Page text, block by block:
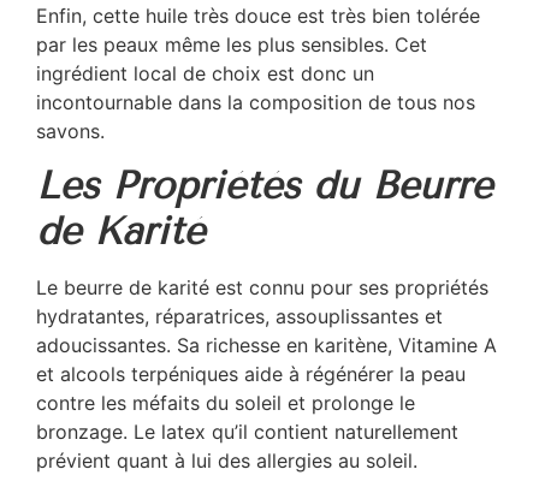
Enfin, cette huile très douce est très bien tolérée
par les peaux même les plus sensibles. Cet
ingrédient local de choix est donc un
incontournable dans la composition de tous nos
savons.
Les Propriétés du Beurre
de Karité
Le beurre de karité est connu pour ses propriétés
hydratantes, réparatrices, assouplissantes et
adoucissantes. Sa richesse en karitène, Vitamine A
et alcools terpéniques aide à régénérer la peau
contre les méfaits du soleil et prolonge le
bronzage. Le latex qu’il contient naturellement
prévient quant à lui des allergies au soleil.